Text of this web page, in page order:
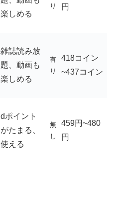
楽しめる
り
円
雑誌読み放
題、動画も
楽しめる
有
り
418コイン
~437コイン
dポイント
がたまる、
使える
無
し
459円~480
円